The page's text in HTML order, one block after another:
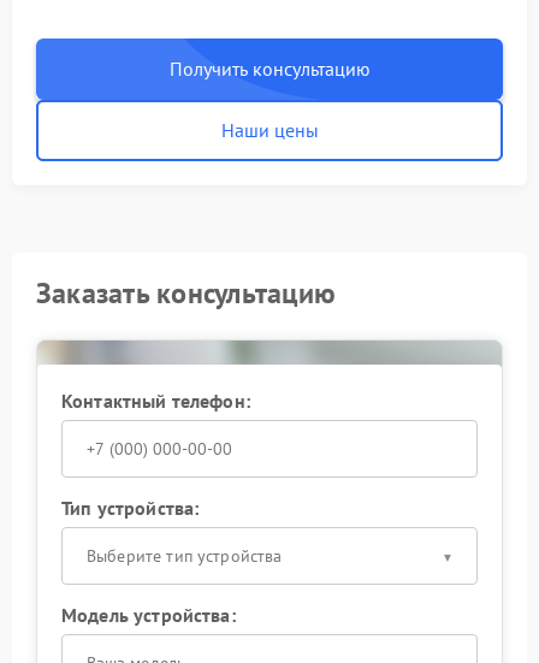
Получить консультацию
Наши цены
Заказать консультацию
Контактный телефон:
Тип устройства:
Выберите тип устройства
Модель устройства: